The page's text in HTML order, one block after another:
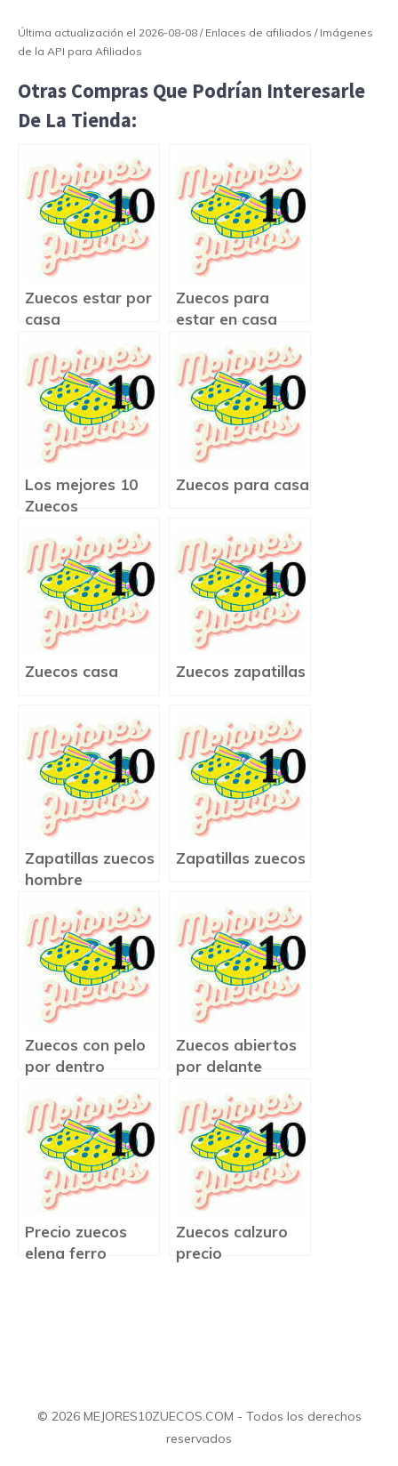
Última actualización el 2026-08-08 / Enlaces de afiliados / Imágenes
de la API para Afiliados
Otras Compras Que Podrían Interesarle
De La Tienda:
Zuecos estar por
casa
Zuecos para
estar en casa
Los mejores 10
Zuecos
Zuecos para casa
Zuecos casa Zuecos zapatillas
Zapatillas zuecos
hombre
Zapatillas zuecos
Zuecos con pelo
por dentro
Zuecos abiertos
por delante
Precio zuecos
elena ferro
Zuecos calzuro
precio
© 2026 MEJORES10ZUECOS.COM - Todos los derechos
reservados